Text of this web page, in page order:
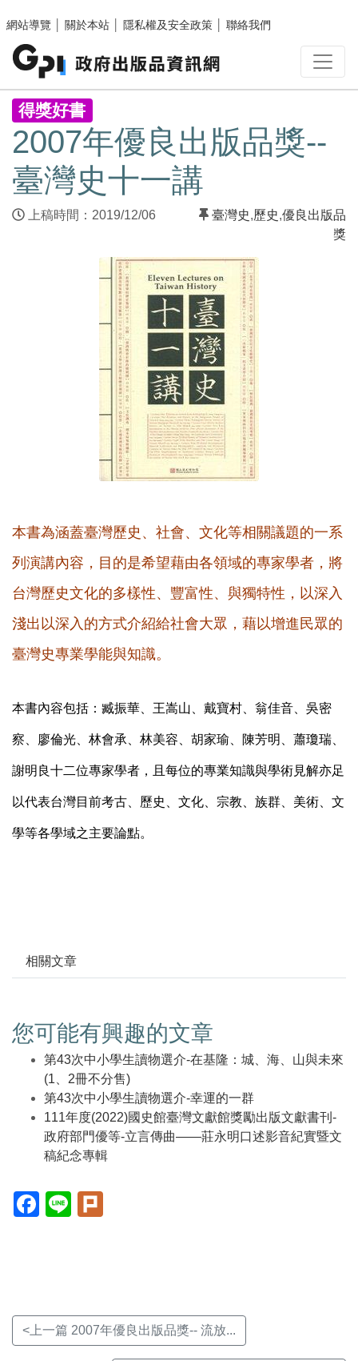
網站導覽
關於本站 隱私權及安全政策 聯絡我們
:::
得獎好書
2007年優良出版品獎--
臺灣史十一講
上稿時間：2019/12/06 臺灣史,歷史,優良出版品
獎
本書為涵蓋臺灣歷史、社會、文化等相關議題的一系
列演講內容，目的是希望藉由各領域的專家學者，將
台灣歷史文化的多樣性、豐富性、與獨特性，以深入
淺出以深入的方式介紹給社會大眾，藉以增進民眾的
臺灣史專業學能與知識。
本書內容包括：臧振華、王嵩山、戴寶村、翁佳音、吳密
察、廖倫光、林會承、林美容、胡家瑜、陳芳明、蕭瓊瑞、
謝明良十二位專家學者，且每位的專業知識與學術見解亦足
以代表台灣目前考古、歷史、文化、宗教、族群、美術、文
學等各學域之主要論點。
相關文章
您可能有興趣的文章
第43次中小學生讀物選介-在基隆：城、海、山與未來
(1、2冊不分售)
第43次中小學生讀物選介-幸運的一群
111年度(2022)國史館臺灣文獻館獎勵出版文獻書刊-
政府部門優等-立言傳曲——莊永明口述影音紀實暨文
稿紀念專輯
Facebook(另
開
Line(另
開
<上一篇 2007年優良出版品獎-- 流放...